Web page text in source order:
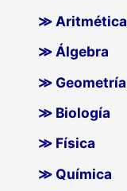
≫ Aritmética
≫ Álgebra
≫ Geometría
≫ Biología
≫ Física
≫ Química